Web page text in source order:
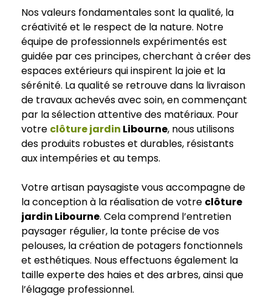
Nos valeurs fondamentales sont la qualité, la
créativité et le respect de la nature. Notre
équipe de professionnels expérimentés est
guidée par ces principes, cherchant à créer des
espaces extérieurs qui inspirent la joie et la
sérénité. La qualité se retrouve dans la livraison
de travaux achevés avec soin, en commençant
par la sélection attentive des matériaux. Pour
votre clôture jardin Libourne, nous utilisons
des produits robustes et durables, résistants
aux intempéries et au temps.
Votre artisan paysagiste vous accompagne de
la conception à la réalisation de votre clôture
jardin Libourne. Cela comprend l’entretien
paysager régulier, la tonte précise de vos
pelouses, la création de potagers fonctionnels
et esthétiques. Nous effectuons également la
taille experte des haies et des arbres, ainsi que
l’élagage professionnel.